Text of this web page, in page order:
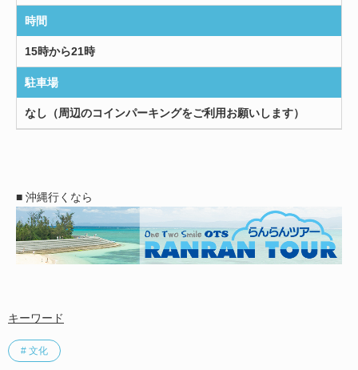
時間
15時から21時
駐車場
なし（周辺のコインパーキングをご利用お願いします）
■ 沖縄行くなら
キーワード
# 文化